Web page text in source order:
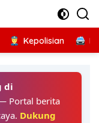
Kepolisian
di
Portal berita
Dukung